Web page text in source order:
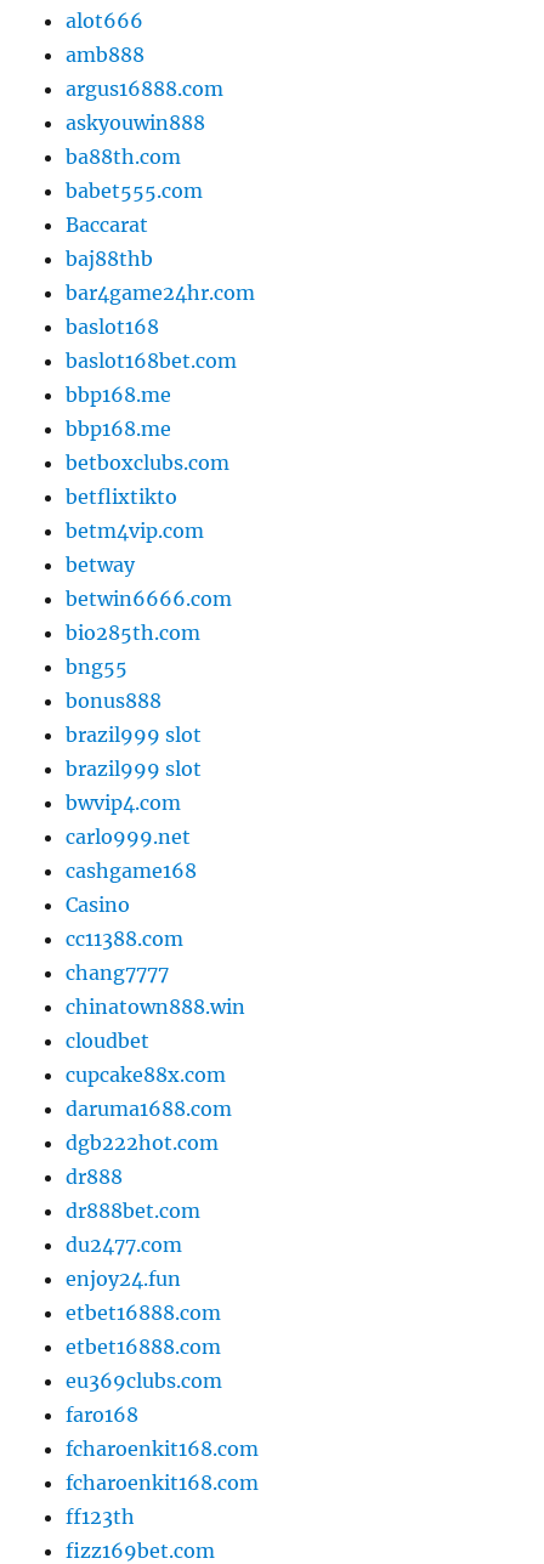
alot666
amb888
argus16888.com
askyouwin888
ba88th.com
babet555.com
Baccarat
baj88thb
bar4game24hr.com
baslot168
baslot168bet.com
bbp168.me
bbp168.me
betboxclubs.com
betflixtikto
betm4vip.com
betway
betwin6666.com
bio285th.com
bng55
bonus888
brazil999 slot
brazil999 slot
bwvip4.com
carlo999.net
cashgame168
Casino
cc11388.com
chang7777
chinatown888.win
cloudbet
cupcake88x.com
daruma1688.com
dgb222hot.com
dr888
dr888bet.com
du2477.com
enjoy24.fun
etbet16888.com
etbet16888.com
eu369clubs.com
faro168
fcharoenkit168.com
fcharoenkit168.com
ff123th
fizz169bet.com